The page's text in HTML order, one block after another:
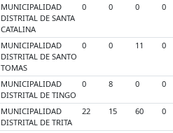
MUNICIPALIDAD
DISTRITAL DE SANTA
CATALINA
0 0 0 0
MUNICIPALIDAD
DISTRITAL DE SANTO
TOMAS
0 0 11 0
MUNICIPALIDAD
DISTRITAL DE TINGO
0 8 0 0
MUNICIPALIDAD
DISTRITAL DE TRITA
22 15 60 0